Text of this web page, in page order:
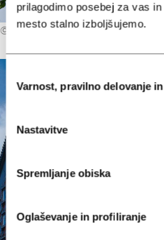
prilagodimo posebej za vas
mesto stalno izboljšujemo.
Izbira
soglasja
Varnost, pravilno delovanje
Nastavitve
Spremljanje obiska
Oglaševanje in profiliranje
© Mankica Kranjec (Nea